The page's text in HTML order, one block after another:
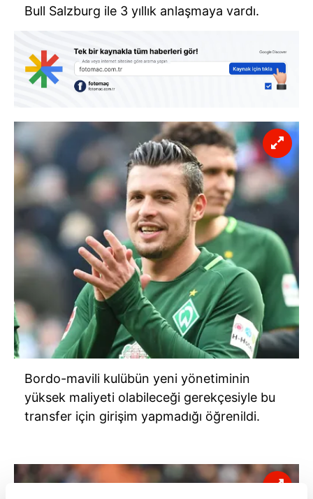
Bull Salzburg ile 3 yıllık anlaşmaya vardı.
Bordo-mavili kulübün yeni yönetiminin
yüksek maliyeti olabileceği gerekçesiyle bu
transfer için girişim yapmadığı öğrenildi.